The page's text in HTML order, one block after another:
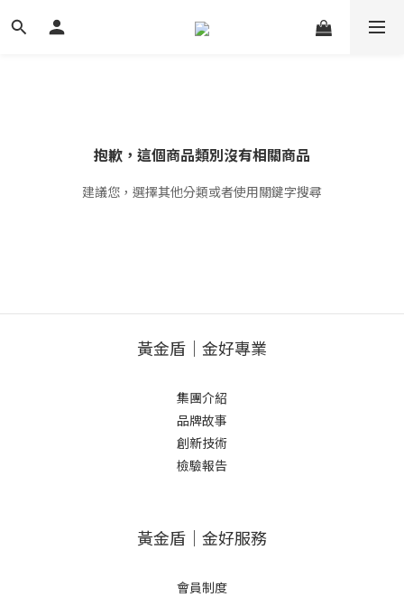
抱歉，這個商品類別沒有相關商品
建議您，選擇其他分類或者使用關鍵字搜尋
黃金盾｜金好專業
集團介紹
品牌故事
創新技術
檢驗報告
黃金盾｜金好服務
會員制度